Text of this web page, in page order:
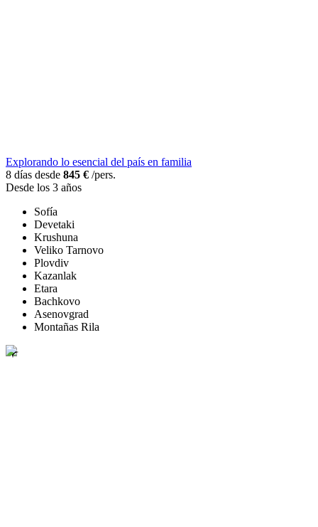
Explorando lo esencial del país en familia
8 días desde 845 € /pers.
Desde los 3 años
Sofía
Devetaki
Krushuna
Veliko Tarnovo
Plovdiv
Kazanlak
Etara
Bachkovo
Asenovgrad
Montañas Rila